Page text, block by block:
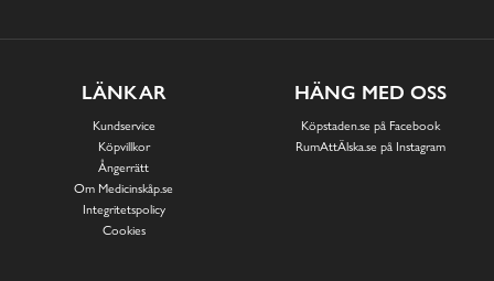
LÄNKAR
Kundservice
Köpvillkor
Ångerrätt
Om Medicinskåp.se
Integritetspolicy
Cookies
HÄNG MED OSS
Köpstaden.se på Facebook
RumAttÄlska.se på Instagram